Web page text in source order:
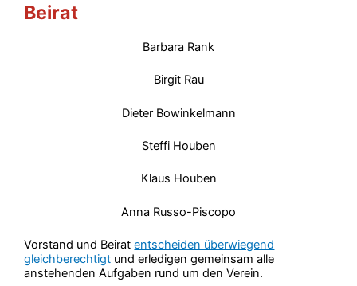
Beirat
Barbara Rank
Birgit Rau
Dieter Bowinkelmann
Steffi Houben
Klaus Houben
Anna Russo-Piscopo
Vorstand und Beiratentscheiden überwiegend
gleichberechtigt und erledigen gemeinsam alle
anstehenden Aufgaben rund um den Verein.